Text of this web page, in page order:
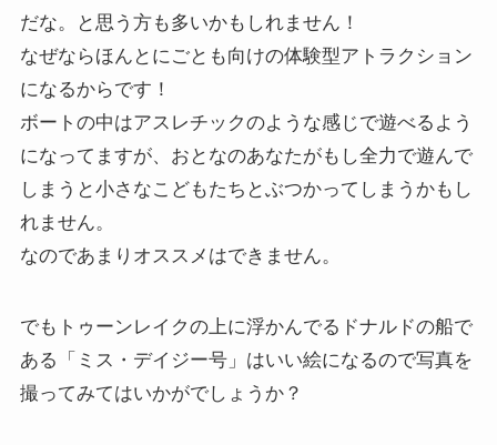
だな。と思う方も多いかもしれません！
なぜならほんとにごとも向けの体験型アトラクション
になるからです！
ボートの中はアスレチックのような感じで遊べるよう
になってますが、おとなのあなたがもし全力で遊んで
しまうと小さなこどもたちとぶつかってしまうかもし
れません。
なのであまりオススメはできません。
でもトゥーンレイクの上に浮かんでるドナルドの船で
ある「ミス・デイジー号」はいい絵になるので写真を
撮ってみてはいかがでしょうか？